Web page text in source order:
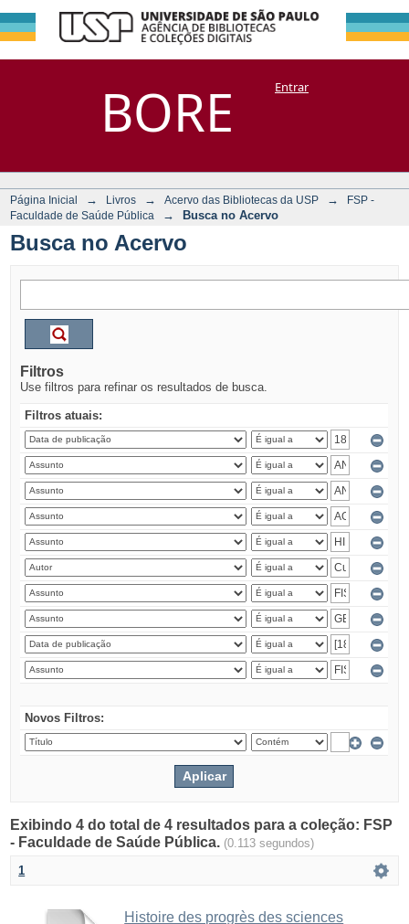
BORE
Busca no Acervo
DSpace/Manakin + CoriscoEntrar
Página Inicial → Livros → Acervo das Bibliotecas da USP →
FSP -
Faculdade de Saúde Pública
→ Busca no Acervo
Busca no Acervo
Filtros
Use filtros para refinar os resultados de busca.
Filtros atuais:
Novos Filtros:
Exibindo 4 do total de 4 resultados para a coleção: FSP
- Faculdade de Saúde Pública. (0.113 segundos)
1
Histoire des progrès des sciences